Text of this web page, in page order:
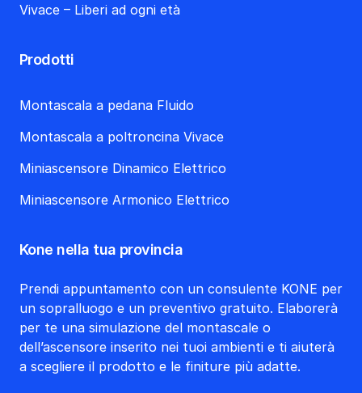
Vivace – Liberi ad ogni età
Prodotti
Montascala a pedana Fluido
Montascala a poltroncina Vivace
Miniascensore Dinamico Elettrico
Miniascensore Armonico Elettrico
Kone nella tua provincia
Prendi appuntamento con un consulente KONE per
un sopralluogo e un preventivo gratuito. Elaborerà
per te una simulazione del montascale o
dell’ascensore inserito nei tuoi ambienti e ti aiuterà
a scegliere il prodotto e le finiture più adatte.